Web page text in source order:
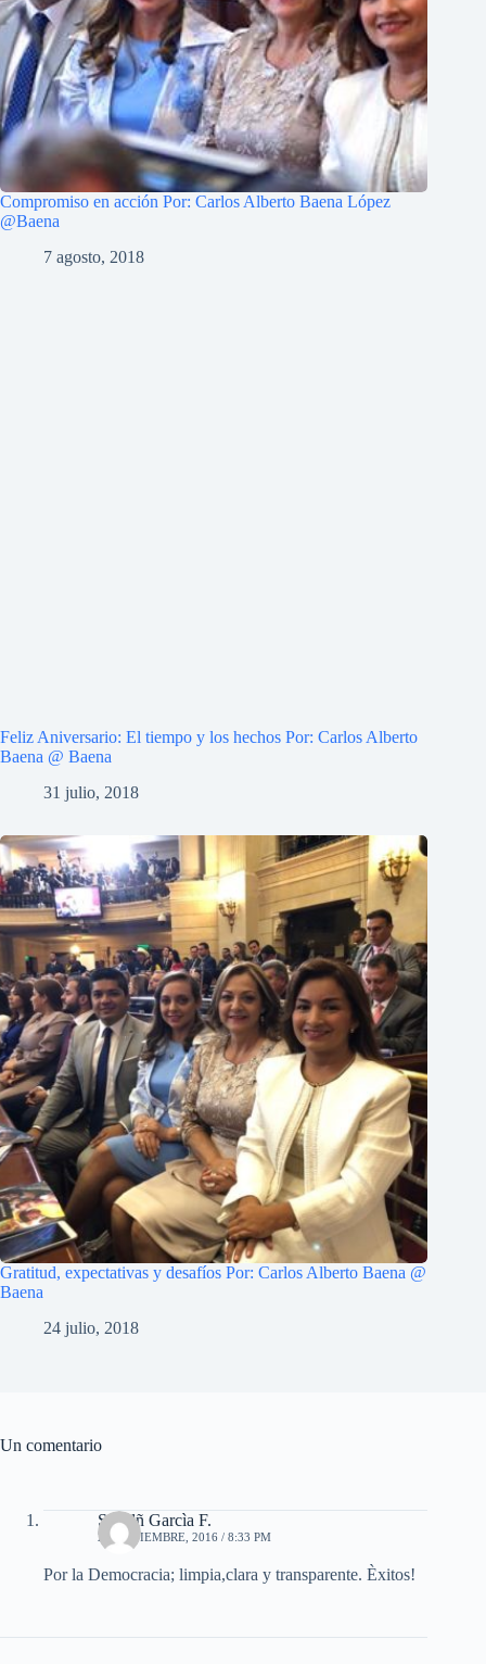
Compromiso en acción Por: Carlos Alberto Baena López
@Baena
7 agosto, 2018
Feliz Aniversario: El tiempo y los hechos Por: Carlos Alberto
Baena @ Baena
31 julio, 2018
Gratitud, expectativas y desafíos Por: Carlos Alberto Baena @
Baena
24 julio, 2018
Un comentario
Senelñ Garcìa F.
27 NOVIEMBRE, 2016 / 8:33 PM
Por la Democracia; limpia,clara y transparente. Èxitos!